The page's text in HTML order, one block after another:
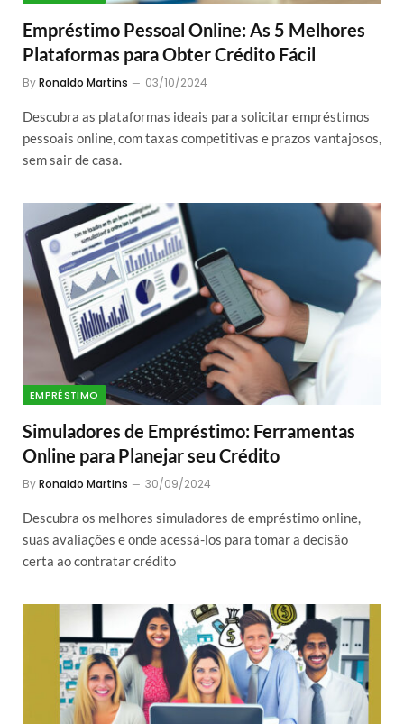
Empréstimo Pessoal Online: As 5 Melhores
Plataformas para Obter Crédito Fácil
ByRonaldo Martins 03/10/2024
Descubra as plataformas ideais para solicitar empréstimos
pessoais online, com taxas competitivas e prazos vantajosos,
sem sair de casa.
EMPRÉSTIMO
Simuladores de Empréstimo: Ferramentas
Online para Planejar seu Crédito
ByRonaldo Martins 30/09/2024
Descubra os melhores simuladores de empréstimo online,
suas avaliações e onde acessá-los para tomar a decisão
certa ao contratar crédito